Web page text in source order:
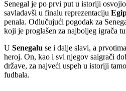
Senegal je po prvi put u istoriji osvojio
savladavši u finalu reprezentaciju
penala. Odlučujući pogodak za
koji je proglašen za najboljeg igrača
U Senegalu se i dalje slavi, a
heroj. On, kao i svi njegov saigrači
države, za najveći uspeh u istoriji
fudbala.